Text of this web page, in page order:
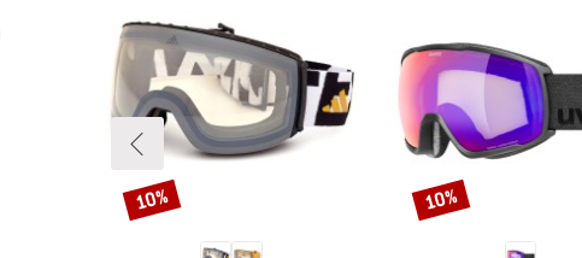
Sconto
10% Sconto
10%